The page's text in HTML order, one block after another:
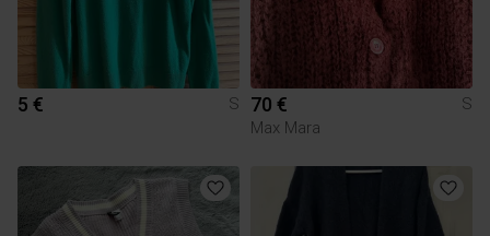
5 € S 70 €
S
Max Mara